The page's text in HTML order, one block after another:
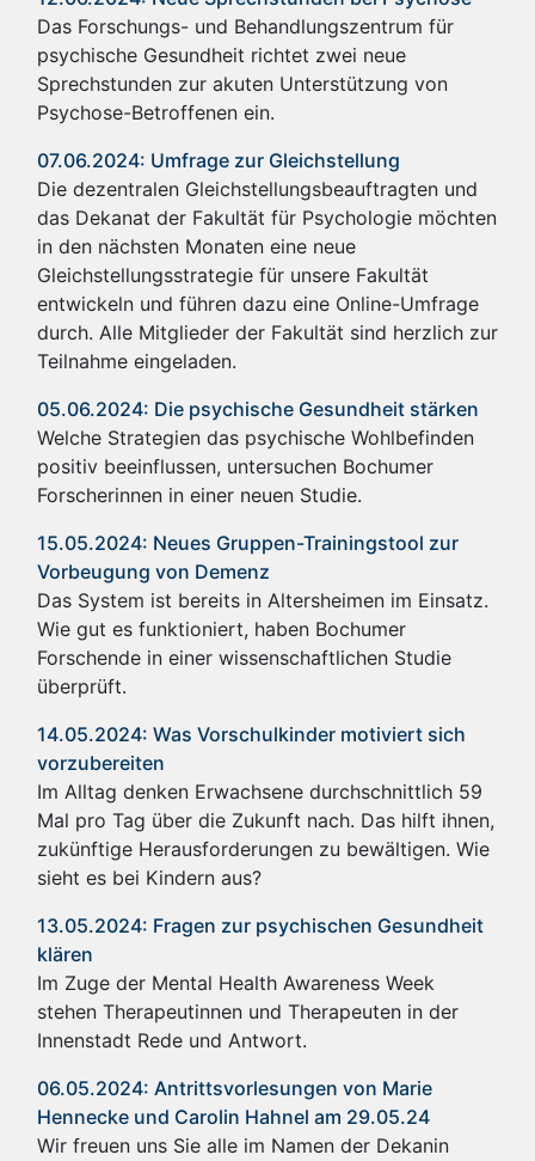
Das Forschungs- und Behandlungszentrum für
psychische Gesundheit richtet zwei neue
Sprechstunden zur akuten Unterstützung von
Psychose-Betroffenen ein.
07.06.2024: Umfrage zur Gleichstellung
Die dezentralen Gleichstellungsbeauftragten und
das Dekanat der Fakultät für Psychologie möchten
in den nächsten Monaten eine neue
Gleichstellungsstrategie für unsere Fakultät
entwickeln und führen dazu eine Online-Umfrage
durch. Alle Mitglieder der Fakultät sind herzlich zur
Teilnahme eingeladen.
05.06.2024: Die psychische Gesundheit stärken
Welche Strategien das psychische Wohlbefinden
positiv beeinflussen, untersuchen Bochumer
Forscherinnen in einer neuen Studie.
15.05.2024: Neues Gruppen-Trainingstool zur
Vorbeugung von Demenz
Das System ist bereits in Altersheimen im Einsatz.
Wie gut es funktioniert, haben Bochumer
Forschende in einer wissenschaftlichen Studie
überprüft.
14.05.2024: Was Vorschulkinder motiviert sich
vorzubereiten
Im Alltag denken Erwachsene durchschnittlich 59
Mal pro Tag über die Zukunft nach. Das hilft ihnen,
zukünftige Herausforderungen zu bewältigen. Wie
sieht es bei Kindern aus?
13.05.2024: Fragen zur psychischen Gesundheit
klären
Im Zuge der Mental Health Awareness Week
stehen Therapeutinnen und Therapeuten in der
Innenstadt Rede und Antwort.
06.05.2024: Antrittsvorlesungen von Marie
Hennecke und Carolin Hahnel am 29.05.24
Wir freuen uns Sie alle im Namen der Dekanin